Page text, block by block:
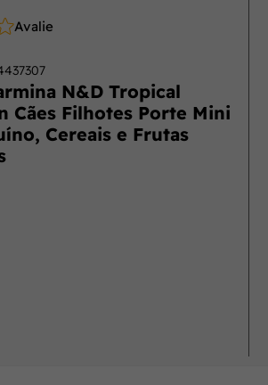
Avalie
N&D Tropical
Cães Filhotes Porte Mini
Cereais e Frutas